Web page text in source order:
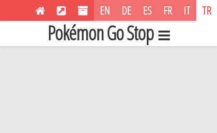
EN DE ES FR IT TR
Pokémon Go Stop